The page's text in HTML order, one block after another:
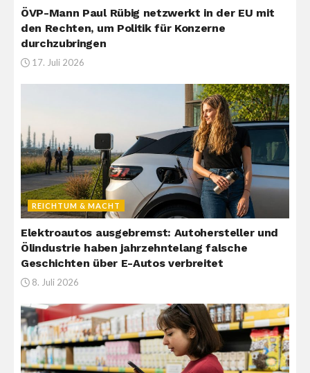
ÖVP-Mann Paul Rübig netzwerkt in der EU mit
den Rechten, um Politik für Konzerne
durchzubringen
17. Juli 2026
REICHTUM & MACHT
Elektroautos ausgebremst: Autohersteller und
Ölindustrie haben jahrzehntelang falsche
Geschichten über E-Autos verbreitet
8. Juli 2026